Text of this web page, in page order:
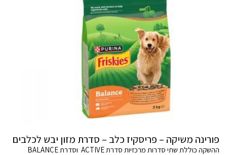
פורינה משיקה – פריסקיז כלב – סדרת מזון יבש לכלבים
ההשקה כוללת שתי סדרות מרכזיות סדרת ACTIVE וסדרת BALANCE